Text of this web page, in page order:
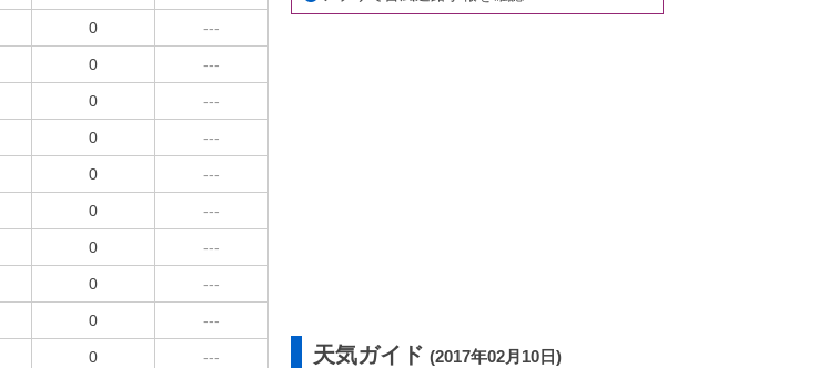
0 ---
0 ---
0 ---
0 ---
0 ---
0 ---
0 ---
0 ---
0 ---
0 --- 天気ガイド (2017年02月10日)